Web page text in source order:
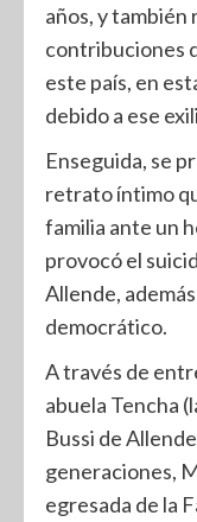
años, y también
contribuciones
este país, en
debido a ese
Enseguida, se
retrato íntimo
familia ante un
provocó el
Allende,
democrático.
A través de
abuela Tencha
Bussi de
generaciones,
egresada de la